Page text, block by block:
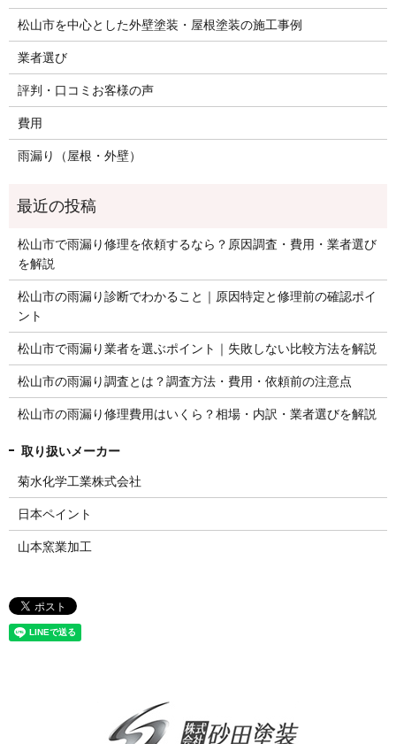
松山市を中心とした外壁塗装・屋根塗装の施工事例
業者選び
評判・口コミお客様の声
費用
雨漏り（屋根・外壁）
松山市で雨漏り修理を依頼するなら？原因調査・費用・業者選び
を解説
松山市の雨漏り診断でわかること｜原因特定と修理前の確認ポイ
ント
松山市で雨漏り業者を選ぶポイント｜失敗しない比較方法を解説
松山市の雨漏り調査とは？調査方法・費用・依頼前の注意点
松山市の雨漏り修理費用はいくら？相場・内訳・業者選びを解説
菊水化学工業株式会社
日本ペイント
山本窯業加工